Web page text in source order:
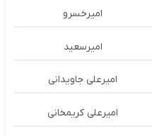
امیرخسرو
امیرسعید
امیرعلی جاویدانی
امیرعلی کریمخانی